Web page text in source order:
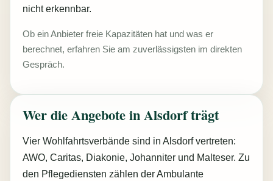
nicht erkennbar.
Ob ein Anbieter freie Kapazitäten hat und was er
berechnet, erfahren Sie am zuverlässigsten im direkten
Gespräch.
Wer die Angebote in Alsdorf trägt
Vier Wohlfahrtsverbände sind in Alsdorf vertreten:
AWO, Caritas, Diakonie, Johanniter und Malteser. Zu
den Pflegediensten zählen der Ambulante